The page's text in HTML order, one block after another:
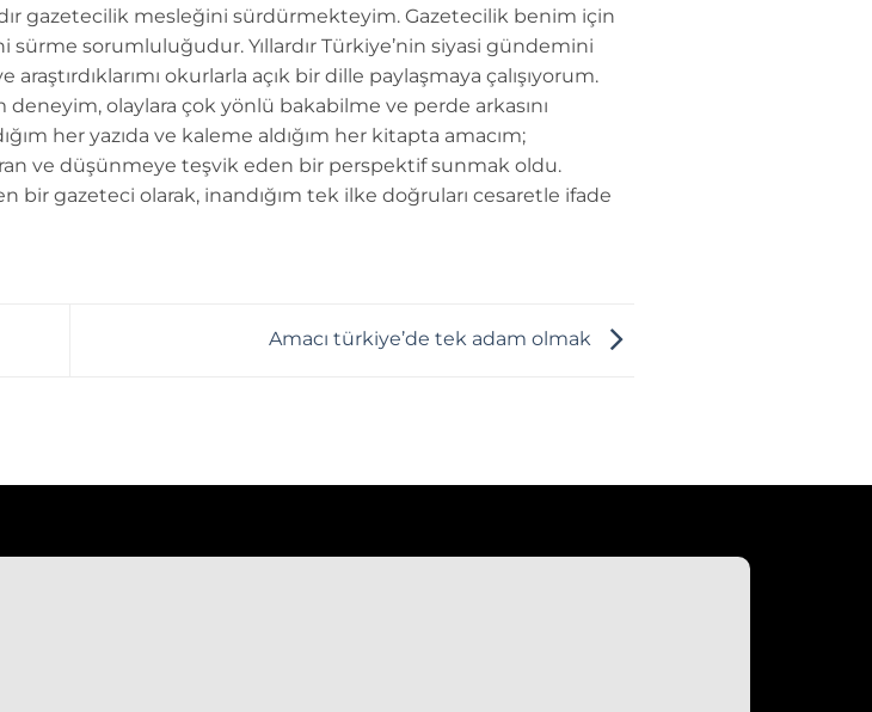
gazetecilik mesleğini sürdürmekteyim. Gazetecilik benim için
sorumluluğudur. Yıllardır Türkiye’nin siyasi gündemini
okurlarla açık bir dille paylaşmaya çalışıyorum.
deneyim, olaylara çok yönlü bakabilme ve perde arkasını
her yazıda ve kaleme aldığım her kitapta amacım;
ve düşünmeye teşvik eden bir perspektif sunmak oldu.
bir gazeteci olarak, inandığım tek ilke doğruları cesaretle ifade
Amacı türkiye’de tek adam olmak